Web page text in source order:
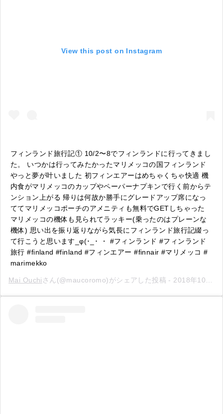
View this post on Instagram
フィンランド旅行記① 10/2〜8でフィンランドに行ってきまし
た。 いつかは行ってみたかったマリメッコの国フィンランド
やっと夢が叶いました 初フィンエアーはめちゃくちゃ快適 機
内食がマリメッコのカップやペーパーナプキンで行く前からテ
ンション上がる 帰りは何故か勝手にグレードアップ席になっ
ててマリメッコポーチのアメニティも無料でGETしちゃった
マリメッコの機体も見られてラッキー(乗ったのはプレーンな
機体) 思い出を振り返りながら気長にフィンランド旅行記綴っ
て行こうと思います_φ(･_･ ・ #フィンランド #フィンランド
旅行 #finland #finland #フィンエアー #finnair #マリメッコ #
marimekko
Mai Ouchi さん(@maucoromo)がシェアした投稿 - 2018年10月月11日午後3時30分PDT